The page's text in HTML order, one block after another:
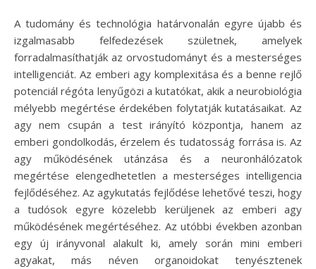
A tudomány és technológia határvonalán egyre újabb és
izgalmasabb felfedezések születnek, amelyek
forradalmasíthatják az orvostudományt és a mesterséges
intelligenciát. Az emberi agy komplexitása és a benne rejlő
potenciál régóta lenyűgözi a kutatókat, akik a neurobiológia
mélyebb megértése érdekében folytatják kutatásaikat. Az
agy nem csupán a test irányító központja, hanem az
emberi gondolkodás, érzelem és tudatosság forrása is. Az
agy működésének utánzása és a neuronhálózatok
megértése elengedhetetlen a mesterséges intelligencia
fejlődéséhez. Az agykutatás fejlődése lehetővé teszi, hogy
a tudósok egyre közelebb kerüljenek az emberi agy
működésének megértéséhez. Az utóbbi években azonban
egy új irányvonal alakult ki, amely során mini emberi
agyakat, más néven organoidokat tenyésztenek